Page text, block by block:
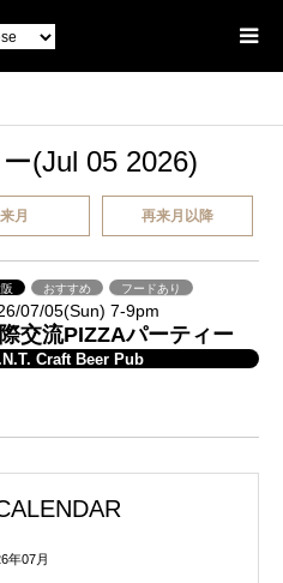
(Jul 05 2026)
来月 再来月以降
おすすめ フードあり
07/05(Sun) 7-9pm
交流PIZZAパーティー
Craft Beer Pub
年07月